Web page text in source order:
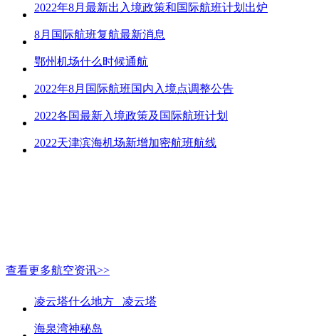
2022年8月最新出入境政策和国际航班计划出炉
8月国际航班复航最新消息
鄂州机场什么时候通航
2022年8月国际航班国内入境点调整公告
2022各国最新入境政策及国际航班计划
2022天津滨海机场新增加密航班航线
查看更多航空资讯>>
凌云塔什么地方_ 凌云塔
海泉湾神秘岛